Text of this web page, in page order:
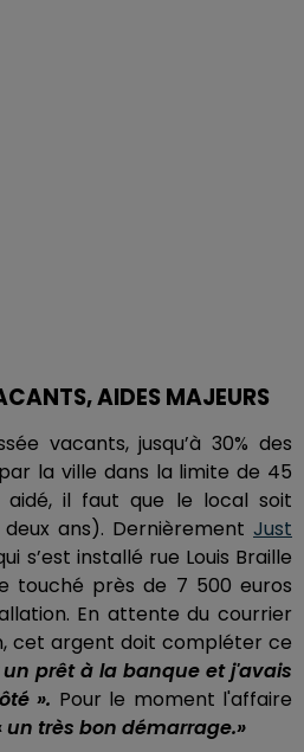
AIDES MAJEURS
vacants, jusqu’à 30% des
la ville dans la limite de 45
il faut que le local soit
ans). Dernièrement Just
s’est installé rue Louis Braille
touché près de 7 500 euros
En attente du courrier
cet argent doit compléter ce
prêt à la banque et j'avais
». Pour le moment l'affaire
un très bon démarrage.»